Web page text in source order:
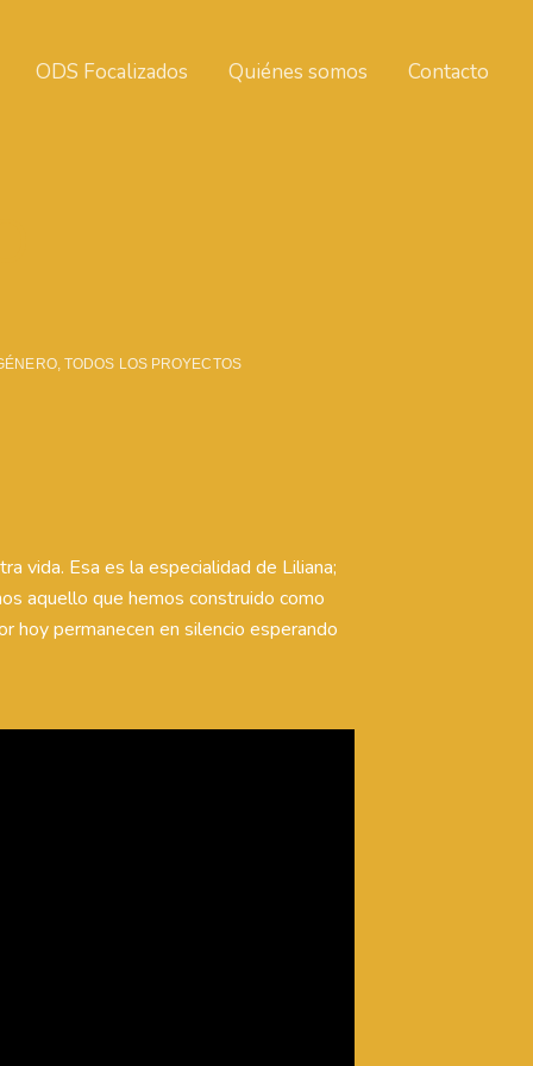
ODS Focalizados Quiénes somos Contacto
, TODOS LOS PROYECTOS
vida. Esa es la especialidad de Liliana;
aquello que hemos construido como
hoy permanecen en silencio esperando